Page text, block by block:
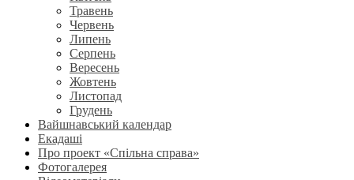
Травень
Червень
Липень
Серпень
Вересень
Жовтень
Листопад
Грудень
Вайшнавський календар
Екадаші
Про проект «Спільна справа»
Фотогалерея